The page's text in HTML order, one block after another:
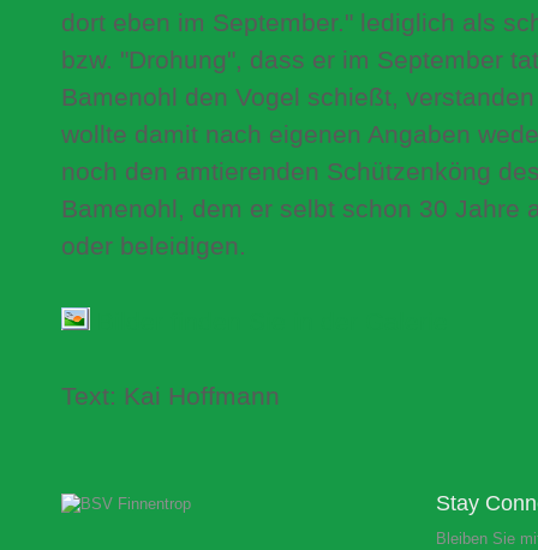
dort eben im September." lediglich als
bzw. "Drohung", dass er im September
Bamenohl den Vogel schießt,
wollte damit nach eigenen Angaben
noch den amtierenden Schützenköng
Bamenohl, dem er selbt schon 30 Jahre
oder beleidigen.
Text: Kai Hoffmann
Stay
Bleiben Sie